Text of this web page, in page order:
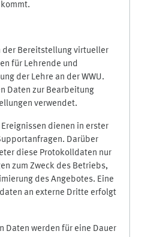
der Bereitstellung virtueller
für Lehrende und
der Lehre an der WWU.
Daten zur Bearbeitung
verwendet.
dienen in erster
Darüber
diese Protokolldaten nur
zum Zweck des Betriebs,
des Angebotes. Eine
an externe Dritte erfolgt
Daten werden für eine Dauer